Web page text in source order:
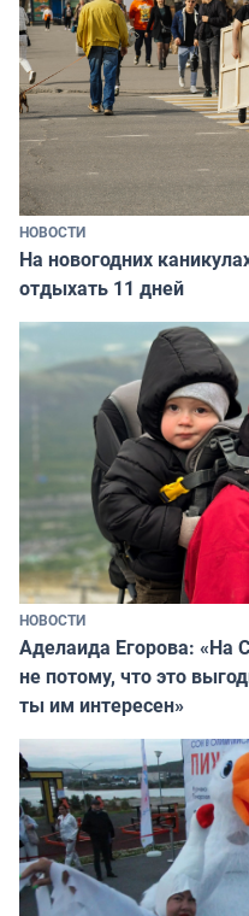
НОВОСТИ
На новогодних
отдыхать 11 дней
НОВОСТИ
Аделаида Егорова: «На
не потому, что это
ты им интересен»